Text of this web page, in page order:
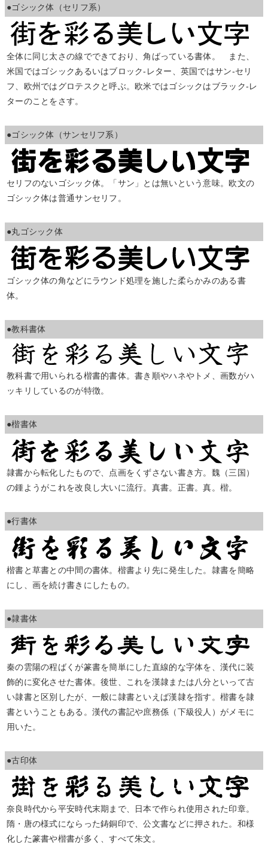
●ゴシック体（セリフ系）
全体に同じ太さの線でできており、角ばっている書体。 また、
米国ではゴシックあるいはブロック‐レター、英国ではサン‐セリ
フ、欧州ではグロテスクと呼ぶ。欧米ではゴシックはブラック‐レ
ターのことをさす。
●ゴシック体（サンセリフ系）
セリフのないゴシック体。「サン」とは無いという意味。欧文の
ゴシック体は普通サンセリフ。
●丸ゴシック体
ゴシック体の角などにラウンド処理を施した柔らかみのある書
体。
●教科書体
教科書で用いられる楷書的書体。書き順やハネやトメ、画数がハ
ッキリしているのが特徴。
●楷書体
隷書から転化したもので、点画をくずさない書き方。魏（三国）
の鍾ようがこれを改良し大いに流行。真書。正書。真。楷。
●行書体
楷書と草書との中間の書体。楷書より先に発生した。隷書を簡略
にし、画を続け書きにしたもの。
●隷書体
秦の雲陽の程ばくが篆書を簡単にした直線的な字体を、漢代に装
飾的に変化させた書体。後世、これを漢隷または八分といって古
い隷書と区別したが、一般に隷書といえば漢隷を指す。楷書を隷
書ということもある。漢代の書記や庶務係（下級役人）がメモに
用いた。
●古印体
奈良時代から平安時代末期まで、日本で作られ使用された印章。
隋・唐の様式にならった鋳銅印で、公文書などに押された。和様
化した篆書や楷書が多く、すべて朱文。